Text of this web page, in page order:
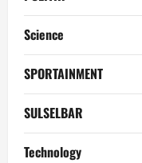
Science
SPORTAINMENT
SULSELBAR
Technology